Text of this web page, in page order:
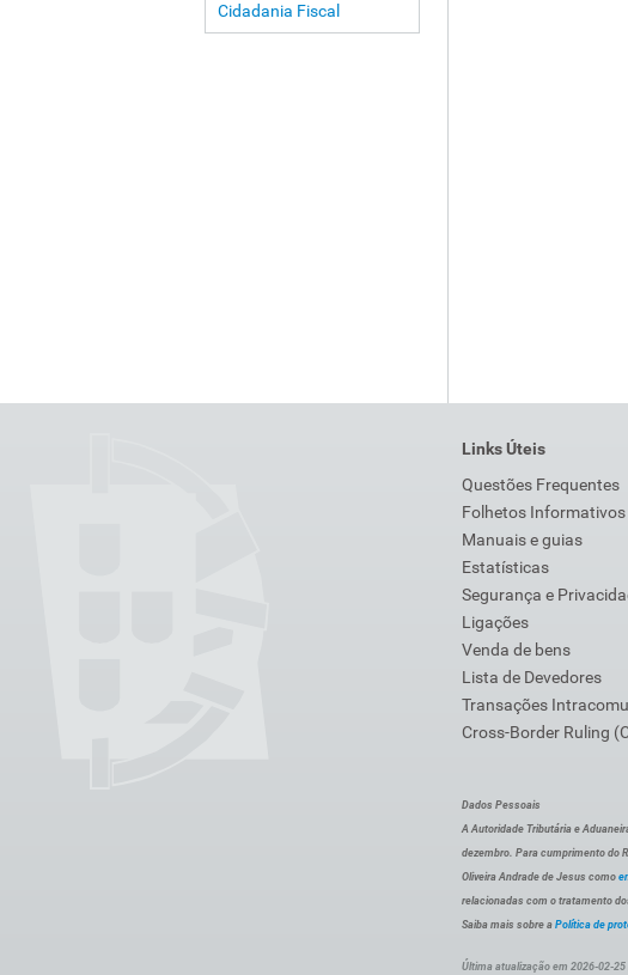
Cidadania Fiscal
Links Úteis
Questões Frequentes
Folhetos Informativos
Manuais e guias
Estatísticas
Segurança e
Ligações
Venda de bens
Lista de Devedores
Transações
Cross-Border Ruling
Dados Pessoais
A Autoridade Tributária e
dezembro. Para cumprimento do
Oliveira Andrade de Jesus como
relacionadas com o tratamento
Saiba mais sobre a Política de
Última atualização em 2026-02-